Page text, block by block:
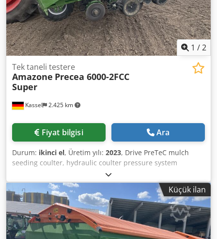
1 /2
Kassel 2.425 km
Tek taneli testere
Amazone Precea 6000-2FCC
Super
Fiyat bilgisi Ara
Durum: ikinci el, Üretim yılı: 2023, Drive PreTeC mulch
seeding coulter, hydraulic coulter pressure system
SmartForce, distribution head for / front tank, ISOBUS
machine control, front-mounted tank FTender 2200 / tank
lid, filling auger FTender with single conveyor, autonomous
conveyor line / ISOBUS machine control Dcsdstp Hmrjpfx Ai
Nsk
Küçük ilan